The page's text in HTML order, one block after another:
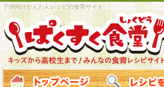
子供向けかんたんレシピの食育サイト